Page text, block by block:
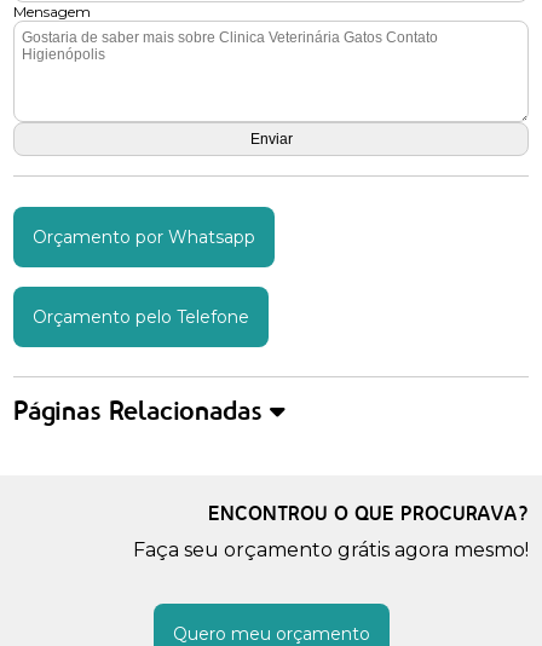
Mensagem
Orçamento por Whatsapp
Orçamento pelo Telefone
Páginas Relacionadas
ENCONTROU O QUE PROCURAVA?
Faça seu orçamento grátis agora mesmo!
Quero meu orçamento